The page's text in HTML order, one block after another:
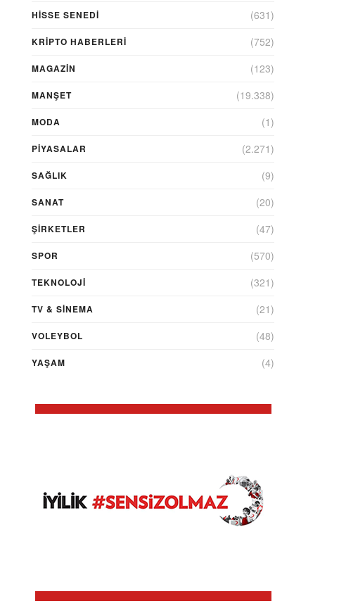
HİSSE SENEDİ (631)
KRIPTO HABERLERI (752)
MAGAZİN (123)
MANŞET (19.338)
MODA (1)
PİYASALAR (2.271)
SAĞLIK (9)
SANAT (20)
ŞIRKETLER (47)
SPOR (570)
TEKNOLOJİ (321)
TV & SINEMA (21)
VOLEYBOL (48)
YAŞAM (4)